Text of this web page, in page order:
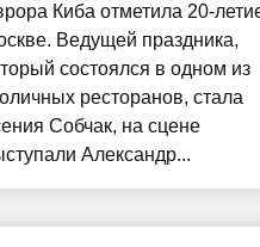
Киба отметила 20-
Ведущей праздника,
состоялся в одном из
ресторанов, стала
Собчак, на сцене
Александр...